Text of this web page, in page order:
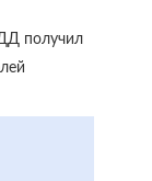
получил